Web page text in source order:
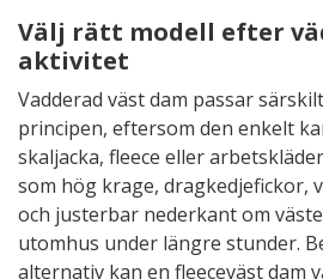
Välj rätt modell efter
aktivitet
Vadderad väst dam passar
principen, eftersom den enkelt
skaljacka, fleece eller
som hög krage, dragkedjefickor,
och justerbar nederkant om
utomhus under längre stunder.
alternativ kan en fleeceväst dam